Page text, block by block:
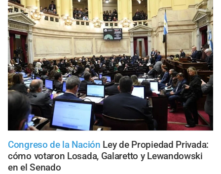
Congreso de la Nación Ley de Propiedad Privada:
cómo votaron Losada, Galaretto y Lewandowski
en el Senado